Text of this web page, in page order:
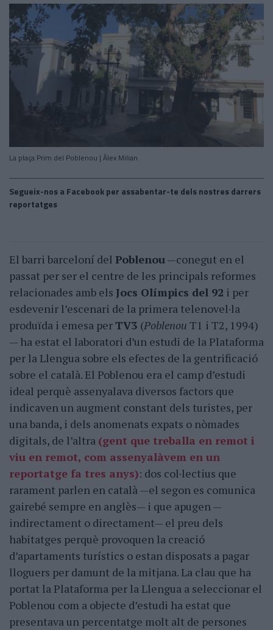
La plaça Prim del Poblenou | Àlex Milian
Segueix-nos a Facebook per assabentar-te dels nostres darrers
reportatges
El barri barceloní del Poblenou—conegut en el
passat per ser el centre de les principals reformes
relacionades amb els Jocs Olímpics del 92 i per
esdevenir l’escenari de la primera telenovel·la
produïda i emesa perTV3 (Poblenou T1 i T2, 1994)
— ha estat el laboratori d’un estudi de la Plataforma
per la Llengua sobre els efectes de la gentrificació
sobre el català. El Poblenou era el camp d’estudi
ideal perquè assenyalava diversos factors que
indicaven un augment constant dels turistes, per
una banda, i dels anomenats expats o nòmades
digitals, de l’altra (gent que treballa en remot i
viu en remot, com assenyalàvem en un
reportatge fa tres anys): dos col·lectius que
rarament parlen en català —el segon es comunica
gairebé sempre en anglès— i que apugen —
indirectament o directament— el preu dels
habitatges perquè provoquen la creació
d’apartaments turístics o estan disposats a pagar
lloguers per damunt de la mitjana. La clau que ha
portat la Plataforma per la Llengua a seleccionar el
Poblenou com a objecte d’estudi ha estat que
presentava un percentatge molt alt de persones